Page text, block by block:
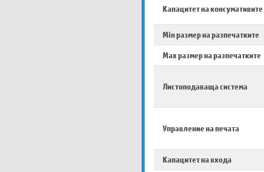
Капацитет на консумативите
Min размер на разпечатките
Max размер на разпечатките
Листоподаваща система
Управление на печата
Капацитет на входа